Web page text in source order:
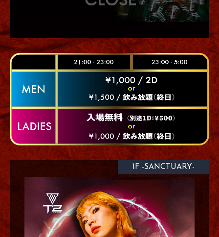
1F -SANCTUARY-